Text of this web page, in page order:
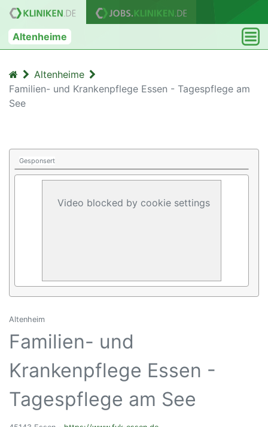
Altenheime
Altenheime
Familien- und Krankenpflege Essen - Tagespflege am
See
Gesponsert
Video blocked by cookie settings
Altenheim
Familien- und
Krankenpflege Essen -
Tagespflege am See